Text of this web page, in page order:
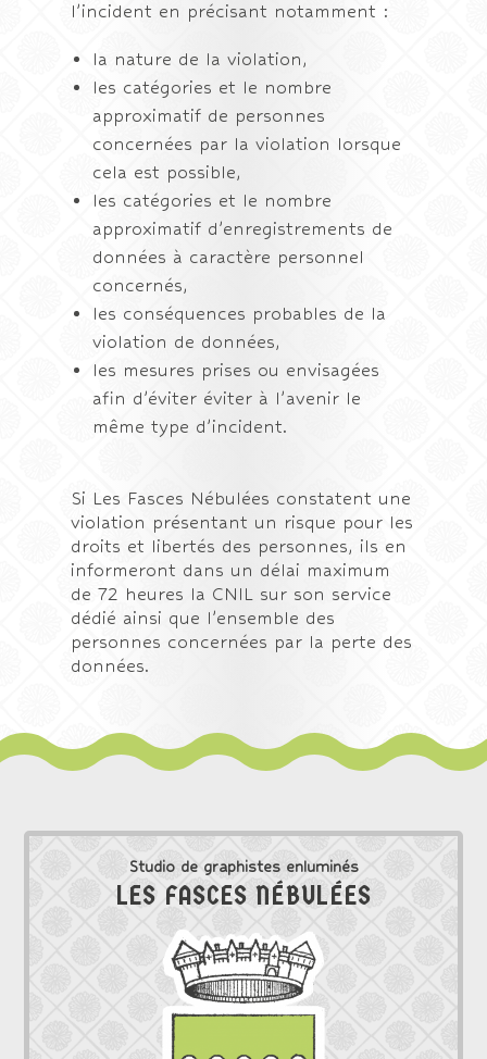
l’incident en précisant notamment :
la nature de la violation,
les catégories et le nombre
approximatif de personnes
concernées par la violation lorsque
cela est possible,
les catégories et le nombre
approximatif d’enregistrements de
données à caractère personnel
concernés,
les conséquences probables de la
violation de données,
les mesures prises ou envisagées
afin d’éviter éviter à l’avenir le
même type d’incident.
Si Les Fasces Nébulées constatent une
violation présentant un risque pour les
droits et libertés des personnes, ils en
informeront dans un délai maximum
de 72 heures la CNIL sur son service
dédié ainsi que l’ensemble des
personnes concernées par la perte des
données.
Studio de graphistes enluminés
LES FASCES NÉBULÉES